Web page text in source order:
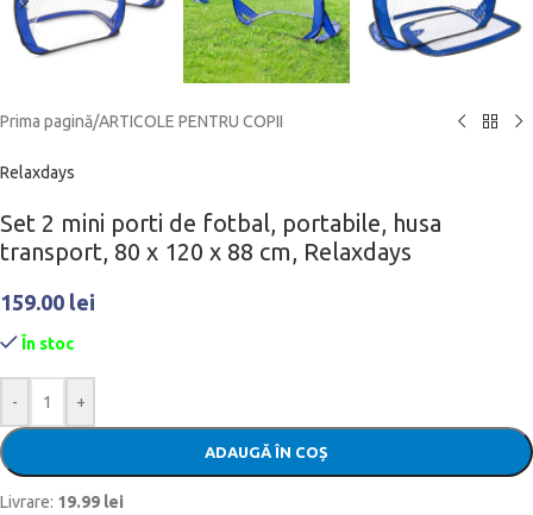
Prima pagină/ARTICOLE PENTRU COPII
Relaxdays
Set 2 mini porti de fotbal, portabile, husa
transport, 80 x 120 x 88 cm, Relaxdays
159.00 lei
În stoc
- +
ADAUGĂ ÎN COȘ
Livrare: 19.99 lei